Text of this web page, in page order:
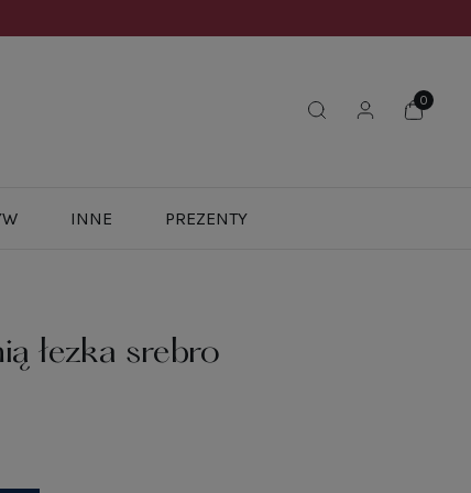
INNE PREZENTY
łezka srebro